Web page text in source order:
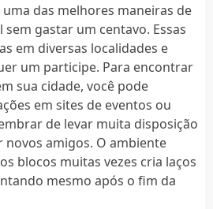
das melhores maneiras de
gastar um centavo. Essas
em diversas localidades e
um participe. Para encontrar
sua cidade, você pode
em sites de eventos ou
de levar muita disposição
novos amigos. O ambiente
blocos muitas vezes cria laços
mesmo após o fim da